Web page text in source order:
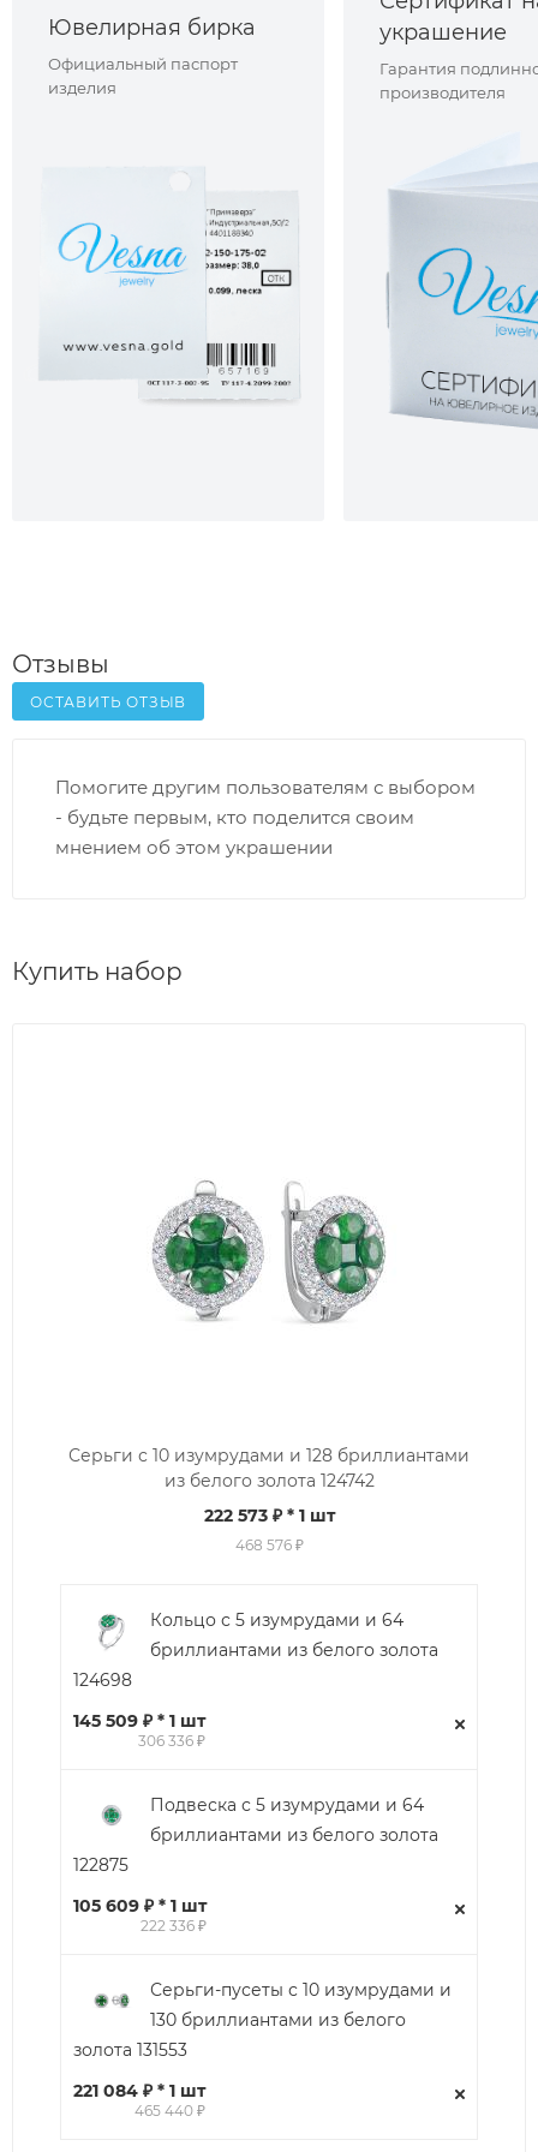
Ювелирная бирка
Официальный паспорт
изделия
украшение
Гарантия
производителя
Отзывы
ОСТАВИТЬ ОТЗЫВ
Помогите другим пользователям с выбором
- будьте первым, кто поделится своим
мнением об этом украшении
Купить набор
Серьги с 10 изумрудами и 128 бриллиантами
из белого золота 124742
222 573 ₽* 1 шт
468 576 ₽
Кольцо с 5 изумрудами и 64
бриллиантами из белого золота
124698
145 509 ₽ * 1 шт
306 336 ₽
Подвеска с 5 изумрудами и 64
бриллиантами из белого золота
122875
105 609 ₽ * 1 шт
222 336 ₽
Серьги-пусеты с 10 изумрудами и
130 бриллиантами из белого
золота 131553
221 084 ₽ * 1 шт
465 440 ₽